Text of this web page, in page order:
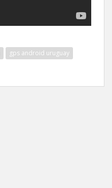
gps android uruguay